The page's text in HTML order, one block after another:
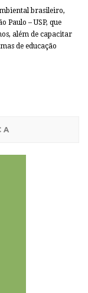
brasileiro,
Paulo – USP, que
além de capacitar
de educação